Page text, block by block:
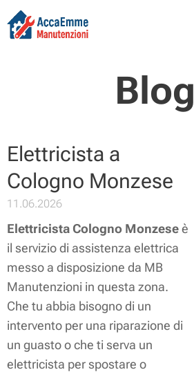
Blog
Elettricista a
Cologno Monzese
11.06.2026
Elettricista Cologno Monzeseè
il servizio di assistenza elettrica
messo a disposizione da MB
Manutenzioni in questa zona.
Che tu abbia bisogno di un
intervento per una riparazione di
un guasto o che ti serva un
elettricista per spostare o